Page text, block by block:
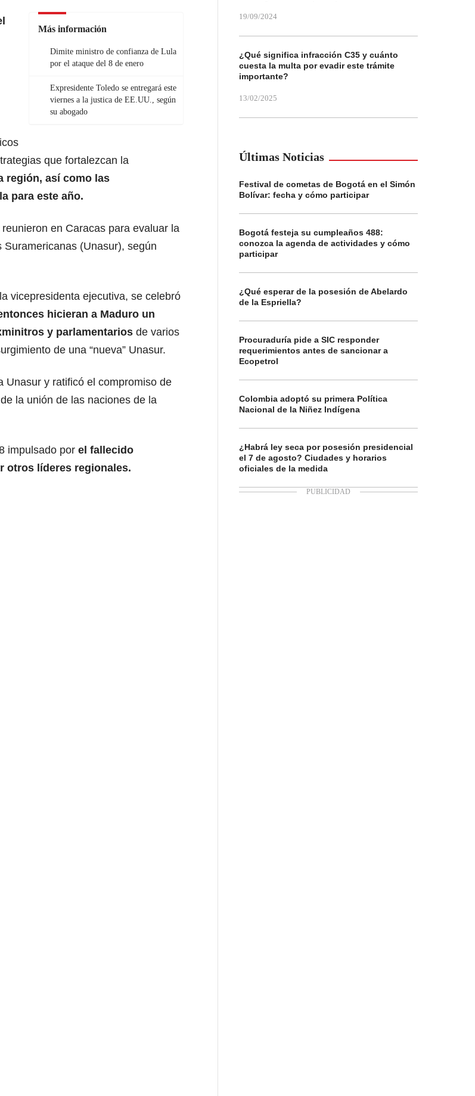
Más información
Dimite ministro de confianza de Lula
por el ataque del 8 de enero
Expresidente Toledo se entregará este
viernes a la justica de EE.UU., según
su abogado
que fortalezcan la
región, así como las
para este año.
en Caracas para evaluar la
(Unasur), según
vicepresidenta ejecutiva, se celebró
hicieran a Maduro un
y parlamentarios de varios
de una “nueva” Unasur.
Unasur y ratificó el compromiso de
la unión de las naciones de la
impulsado por el fallecido
otros líderes regionales.
19/09/2024
¿Qué significa infracción C35 y cuánto
cuesta la multa por evadir este trámite
importante?
13/02/2025
Últimas Noticias
Festival de cometas de Bogotá en el Simón
Bolívar: fecha y cómo participar
Bogotá festeja su cumpleaños 488:
conozca la agenda de actividades y cómo
participar
¿Qué esperar de la posesión de Abelardo
de la Espriella?
Procuraduría pide a SIC responder
requerimientos antes de sancionar a
Ecopetrol
Colombia adoptó su primera Política
Nacional de la Niñez Indígena
¿Habrá ley seca por posesión presidencial
el 7 de agosto? Ciudades y horarios
oficiales de la medida